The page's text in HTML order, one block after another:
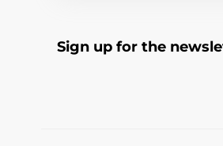
Sign up for the